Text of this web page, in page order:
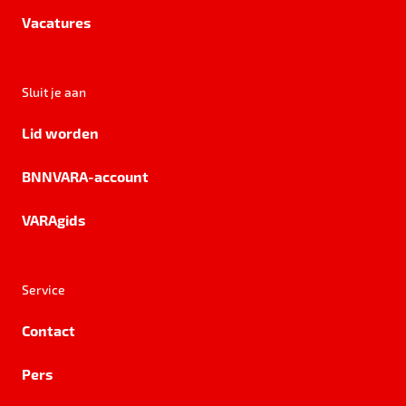
Vacatures
Sluit je aan
Lid worden
BNNVARA-account
VARAgids
Service
Contact
Pers